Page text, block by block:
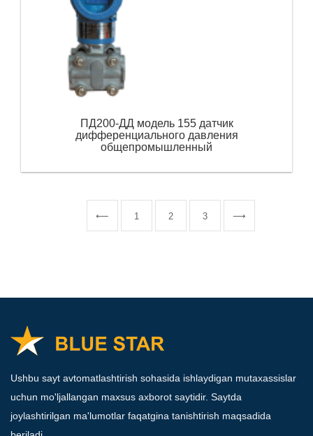
ПД200-ДД модель 155 датчик
дифференциального давления
общепромышленный
⟵ 1 2 3 ⟶
Ushbu sayt avtomatlashtirish sohasida ishlaydigan mutaxassislar
uchun mo'ljallangan maxsus axborot saytidir. Saytda
joylashtirilgan ma'lumotlar faqatgina tanishtirish maqsadida